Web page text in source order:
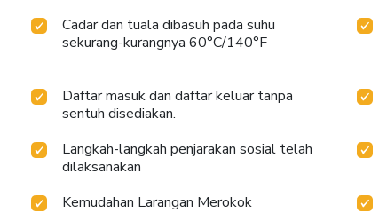
Cadar dan tuala dibasuh pada suhu
sekurang-kurangnya 60°C/140°F
Daftar masuk dan daftar keluar tanpa
sentuh disediakan.
Langkah-langkah penjarakan sosial telah
dilaksanakan
Kemudahan Larangan Merokok